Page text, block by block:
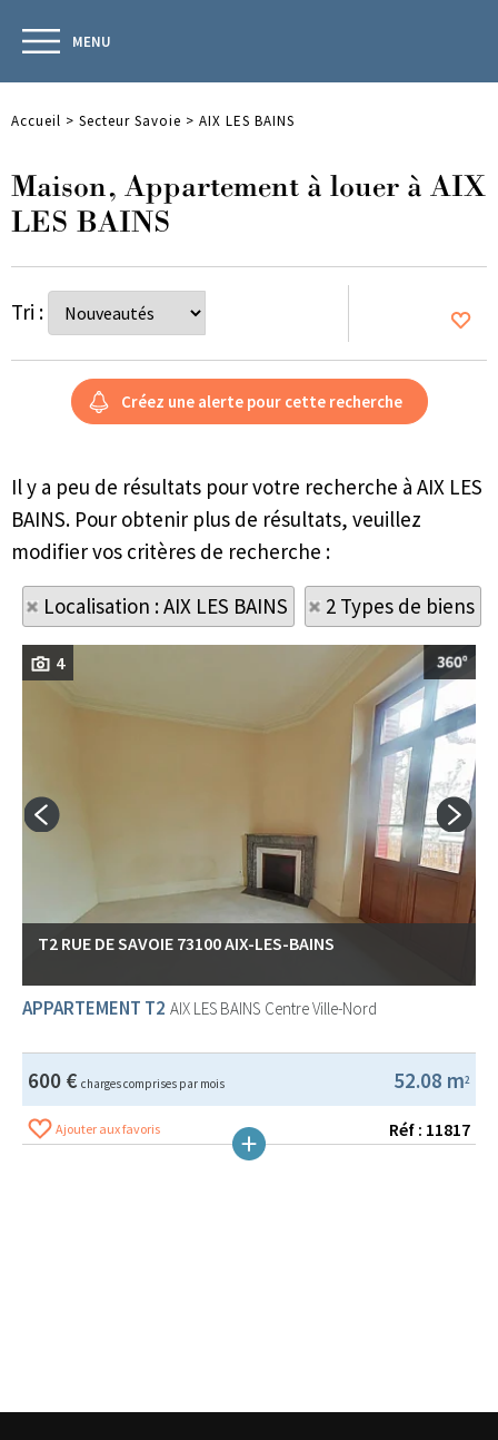
MENU
Accueil > Secteur Savoie > AIX LES BAINS
Maison, Appartement à louer à AIX
LES BAINS
Tri :
Il y a peu de résultats pour votre recherche à AIX LES
BAINS. Pour obtenir plus de résultats, veuillez
modifier vos critères de recherche :
Localisation : AIX LES BAINS 2 Types de biens
4
T2 RUE DE SAVOIE 73100 AIX-LES-BAINS
APPARTEMENT T2 AIX LES BAINS Centre Ville-Nord
52.08 m2
600 € charges comprises par mois
Ajouter aux favoris Réf : 11817